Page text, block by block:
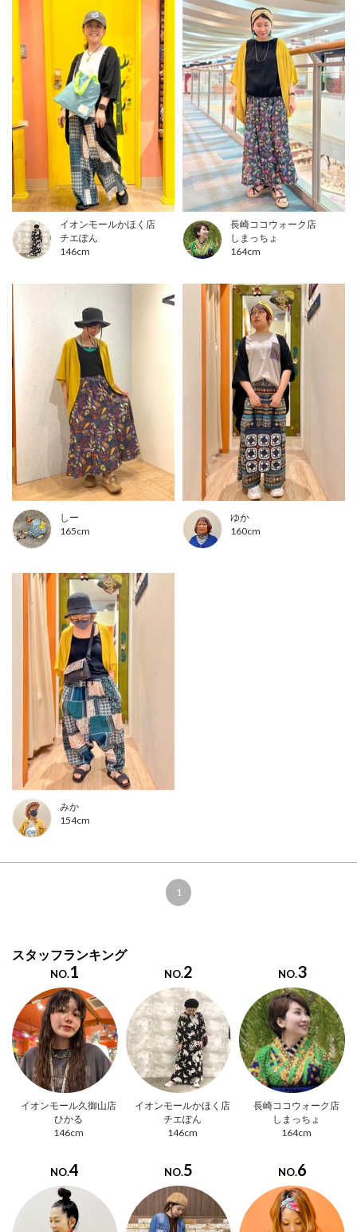
イオンモールかほく店
チエぽん
146cm
長崎ココウォーク店
しまっちょ
164cm
しー
165cm
ゆか
160cm
みか
154cm
1
スタッフランキング
NO.1
イオンモール久御山店
ひかる
146cm
NO.2
イオンモールかほく店
チエぽん
146cm
NO.3
長崎ココウォーク店
しまっちょ
164cm
NO.4 NO.5 NO.6